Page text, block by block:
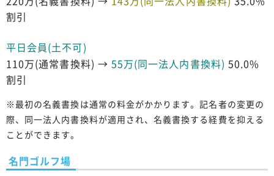
割引
平日会員(土不可)
110万(通常書換料) → 55万(同一法人内書換料) 50.0%
割引
※最初の名義書換は通常の料金がかかります。記名者の変更の
際、同一法人内書換料が適用され、名義書換する経費を抑える
ことができます。
名門ゴルフ場